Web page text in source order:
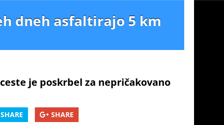
dneh asfaltirajo 5 km
je poskrbel za nepričakovano
SHARE SHARE